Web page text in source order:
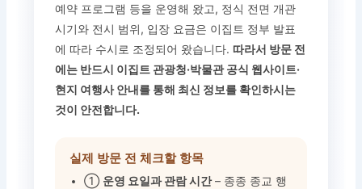
예약 프로그램 등을 운영해 왔고, 정식 전면 개관
시기와 전시 범위, 입장 요금은 이집트 정부 발표
에 따라 수시로 조정되어 왔습니다. 따라서 방문 전
에는 반드시 이집트 관광청·박물관 공식 웹사이트·
현지 여행사 안내를 통해 최신 정보를 확인하시는
것이 안전합니다.
실제 방문 전 체크할 항목
① 운영 요일과 관람 시간– 종종 종교 행